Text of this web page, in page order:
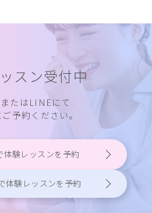
スン受付中
たはLINEにて
予約ください。
体験レッスンを予約
体験レッスンを予約